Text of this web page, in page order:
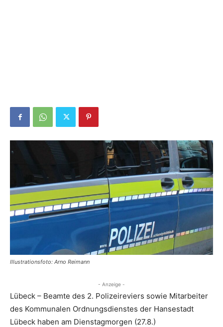
Illustrationsfoto: Arno Reimann
- Anzeige -
Lübeck – Beamte des 2. Polizeireviers sowie Mitarbeiter
des Kommunalen Ordnungsdienstes der Hansestadt
Lübeck haben am Dienstagmorgen (27.8.)